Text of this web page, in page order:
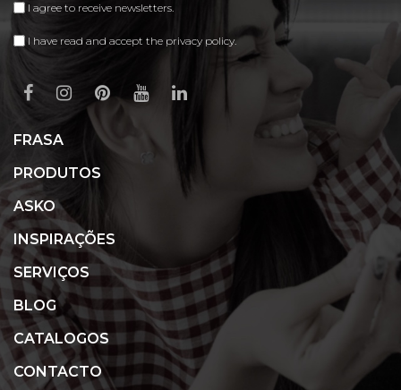
I agree to receive newsletters.
I have read and accept the privacy policy.
FRASA
PRODUTOS
ASKO
INSPIRAÇÕES
SERVIÇOS
BLOG
CATALOGOS
CONTACTO